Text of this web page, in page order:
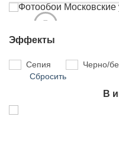
Эффекты
Сепия Черно/
Сбросить
В